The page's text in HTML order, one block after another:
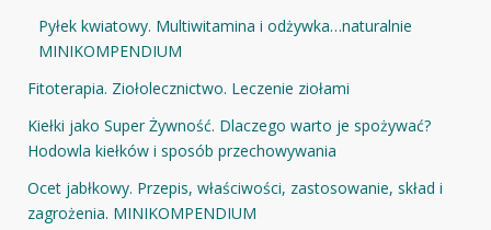
Pyłek kwiatowy. Multiwitamina i odżywka…naturalnie
MINIKOMPENDIUM
Fitoterapia. Ziołolecznictwo. Leczenie ziołami
Kiełki jako Super Żywność. Dlaczego warto je spożywać?
Hodowla kiełków i sposób przechowywania
Ocet jabłkowy. Przepis, właściwości, zastosowanie, skład i
zagrożenia. MINIKOMPENDIUM